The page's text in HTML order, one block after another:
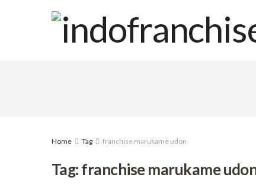
Home Tag franchise marukame udon
Tag:franchise marukame